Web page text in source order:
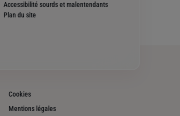
Accessibilité sourds et malentendants
Plan du site
Cookies
Mentions légales